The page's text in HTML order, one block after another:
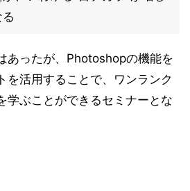
あったが、Photoshopの機能を
を活用することで、ワンランク
学ぶことができるセミナーとな